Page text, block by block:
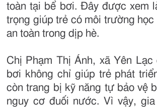
toàn tại bể bơi. Đây được xem
trọng giúp trẻ có môi trường học
an toàn trong dịp hè.
Chị Phạm Thị Ánh, xã Yên Lạc
bơi không chỉ giúp trẻ phát
còn trang bị kỹ năng tự bảo vệ
nguy cơ đuối nước. Vì vậy,